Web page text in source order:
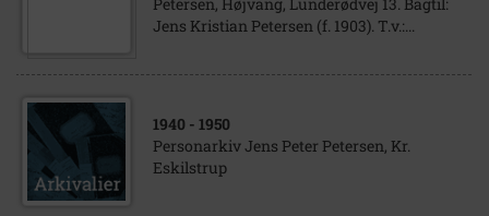
Jens Kristian Petersen (f. 1903). T.v.:...
1940 - 1950
Personarkiv Jens Peter Petersen, Kr.
Eskilstrup